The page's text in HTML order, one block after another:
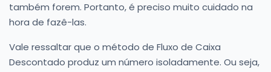
também forem. Portanto, é preciso muito cuidado na
hora de fazê-las.
Vale ressaltar que o método de Fluxo de Caixa
Descontado produz um número isoladamente. Ou seja,